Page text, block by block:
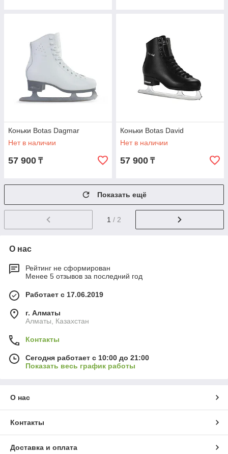
Коньки Botas Dagmar
Нет в наличии
57 900 ₸
Коньки Botas David
Нет в наличии
57 900 ₸
Показать ещё
1 / 2
О нас
Рейтинг не сформирован
Менее 5 отзывов за последний год
Работает с 17.06.2019
г. Алматы
Алматы, Казахстан
Контакты
Сегодня работает с 10:00 до 21:00
Показать весь график работы
О нас
Контакты
Доставка и оплата